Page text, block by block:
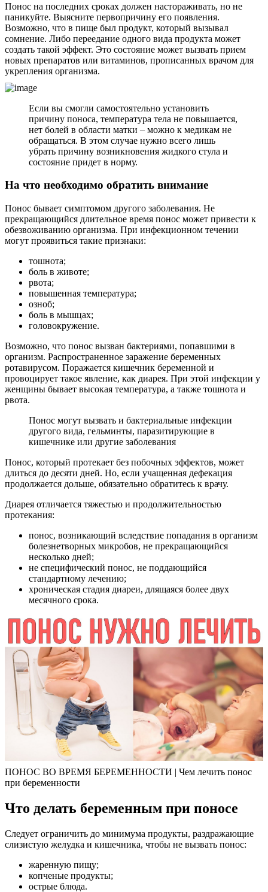
Понос на последних сроках должен настораживать, но не
паникуйте. Выясните первопричину его появления.
Возможно, что в пище был продукт, который вызывал
сомнение. Либо переедание одного вида продукта может
создать такой эффект. Это состояние может вызвать прием
новых препаратов или витаминов, прописанных врачом для
укрепления организма.
Если вы смогли самостоятельно установить
причину поноса, температура тела не повышается,
нет болей в области матки – можно к медикам не
обращаться. В этом случае нужно всего лишь
убрать причину возникновения жидкого стула и
состояние придет в норму.
На что необходимо обратить внимание
Понос бывает симптомом другого заболевания. Не
прекращающийся длительное время понос может привести к
обезвоживанию организма. При инфекционном течении
могут проявиться такие признаки:
тошнота;
боль в животе;
рвота;
повышенная температура;
озноб;
боль в мышцах;
головокружение.
Возможно, что понос вызван бактериями, попавшими в
организм. Распространенное заражение беременных
ротавирусом. Поражается кишечник беременной и
провоцирует такое явление, как диарея. При этой инфекции у
женщины бывает высокая температура, а также тошнота и
рвота.
Понос могут вызвать и бактериальные инфекции
другого вида, гельминты, паразитирующие в
кишечнике или другие заболевания
Понос, который протекает без побочных эффектов, может
длиться до десяти дней. Но, если учащенная дефекация
продолжается дольше, обязательно обратитесь к врачу.
Диарея отличается тяжестью и продолжительностью
протекания:
понос, возникающий вследствие попадания в организм
болезнетворных микробов, не прекращающийся
несколько дней;
не специфический понос, не поддающийся
стандартному лечению;
хроническая стадия диареи, длящаяся более двух
месячного срока.
ПОНОС ВО ВРЕМЯ БЕРЕМЕННОСТИ | Чем лечить понос
при беременности
Что делать беременным при поносе
Следует ограничить до минимума продукты, раздражающие
слизистую желудка и кишечника, чтобы не вызвать понос:
жаренную пищу;
копченые продукты;
острые блюда.